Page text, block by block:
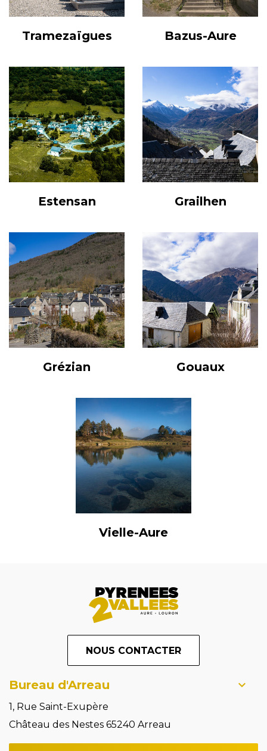
Tramezaïgues Bazus-Aure
Estensan Grailhen
Grézian Gouaux
Vielle-Aure
NOUS CONTACTER
Bureau d'Arreau
1, Rue Saint-Exupère
Château des Nestes 65240 Arreau